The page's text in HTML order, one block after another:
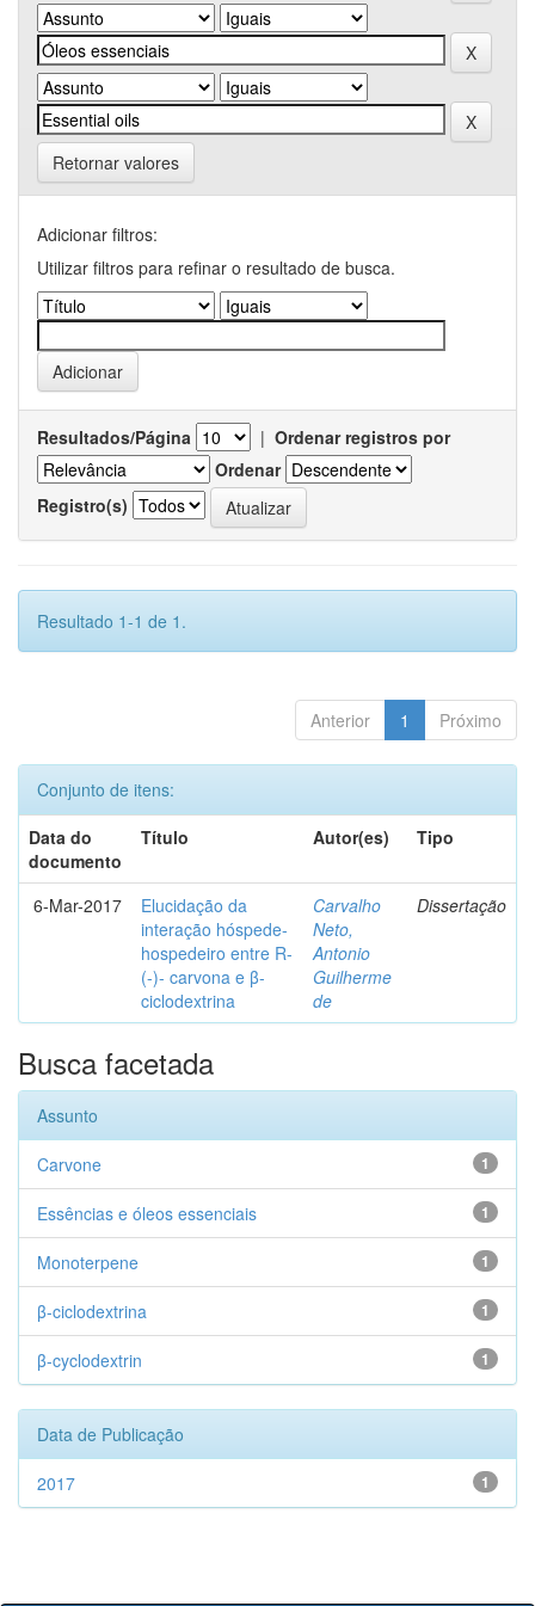
Retornar valores
Adicionar filtros:
Utilizar filtros para refinar o resultado de busca.
Resultados/Página | Ordenar registros por
Ordenar
Registro(s)
Resultado 1-1 de 1.
Anterior 1 Próximo
Conjunto de itens:
Data do
documento
Título Autor(es) Tipo
6-Mar-2017
Elucidação da
interação hóspede-
hospedeiro entre R-
(-)- carvona e β-
ciclodextrina
Carvalho
Neto,
Antonio
Guilherme
de
Dissertação
Busca facetada
Assunto
1
Carvone
1
Essências e óleos essenciais
1
Monoterpene
1
β-ciclodextrina
1
β-cyclodextrin
Data de Publicação
1
2017